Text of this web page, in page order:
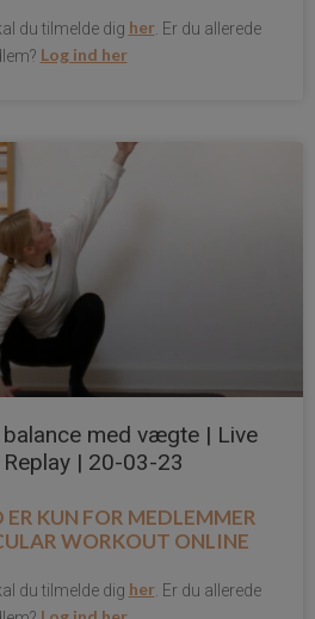
du tilmelde dig her. Er du allerede
Log ind her
med vægte | Live
| 20-03-23
KUN FOR MEDLEMMER
WORKOUT ONLINE
du tilmelde dig her. Er du allerede